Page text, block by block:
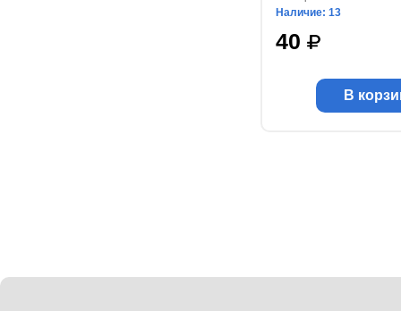
Наличие: 13
40
В